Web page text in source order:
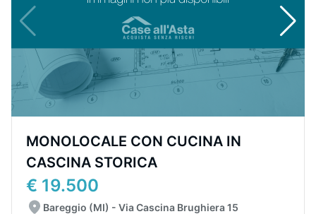
MONOLOCALE CON CUCINA IN
CASCINA STORICA
€ 19.500
Bareggio (MI) - Via Cascina Brughiera 15